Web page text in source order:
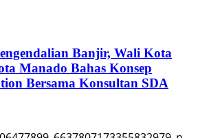
Banjir, Wali Kota
Manado Bahas Konsep
Bersama Konsultan SDA